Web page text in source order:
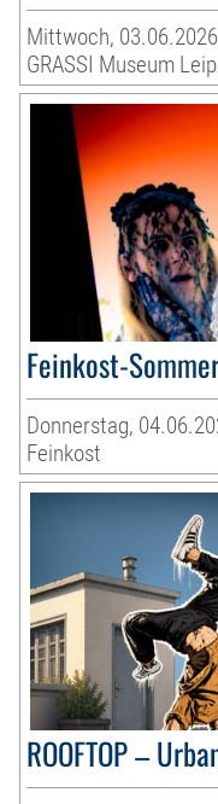
Mittwoch,
GRASSI Museum
Feinkost-
Donnerstag,
Feinkost
ROOFTOP –